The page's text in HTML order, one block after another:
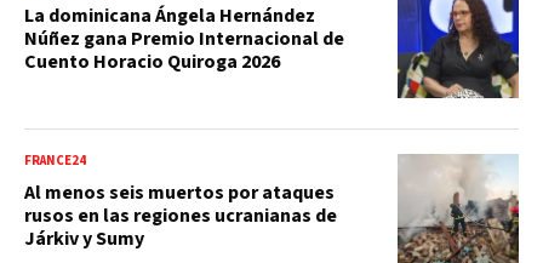
La dominicana Ángela Hernández
Núñez gana Premio Internacional de
Cuento Horacio Quiroga 2026
FRANCE24
Al menos seis muertos por ataques
rusos en las regiones ucranianas de
Járkiv y Sumy